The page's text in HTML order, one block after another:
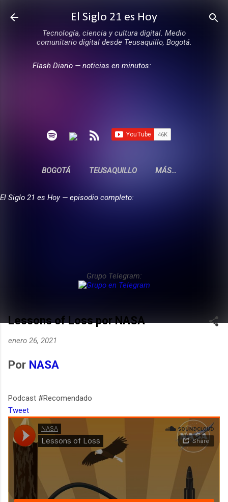
Ir al contenido principal
El Siglo 21 es Hoy
Tecnología, ciencia y cultura digital. Medio
comunitario digital desde Teusaquillo, Bogotá.
Flash Diario — noticias en minutos:
BOGOTÁ TEUSAQUILLO MÁS…
El Siglo 21 es Hoy — episodio completo:
Grupo Telegram:
Lessons of Loss por NASA
enero 26, 2021
Por NASA
Podcast #Recomendado
Tweet